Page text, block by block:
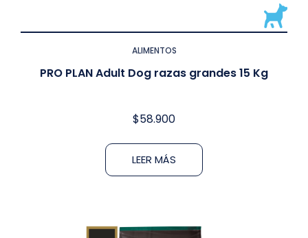
ALIMENTOS
PRO PLAN Adult Dog razas grandes 15 Kg
$58.900
LEER MÁS